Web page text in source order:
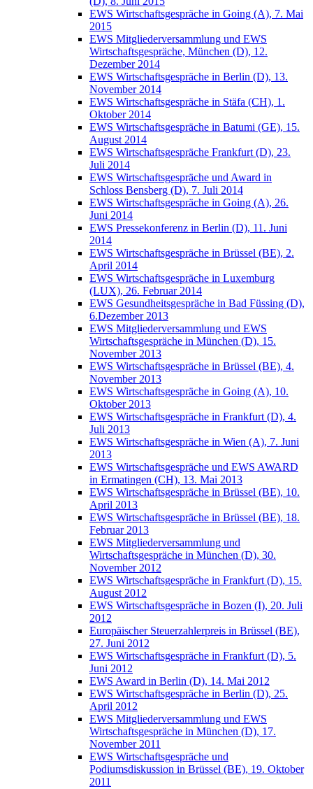
EWS Wirtschaftsgespräche in Going (A), 7. Mai
2015
EWS Mitgliederversammlung und EWS
Wirtschaftsgespräche, München (D), 12.
Dezember 2014
EWS Wirtschaftsgespräche in Berlin (D), 13.
November 2014
EWS Wirtschaftsgespräche in Stäfa (CH), 1.
Oktober 2014
EWS Wirtschaftsgespräche in Batumi (GE), 15.
August 2014
EWS Wirtschaftsgespräche Frankfurt (D), 23.
Juli 2014
EWS Wirtschaftsgespräche und Award in
Schloss Bensberg (D), 7. Juli 2014
EWS Wirtschaftsgespräche in Going (A), 26.
Juni 2014
EWS Pressekonferenz in Berlin (D), 11. Juni
2014
EWS Wirtschaftsgespräche in Brüssel (BE), 2.
April 2014
EWS Wirtschaftsgespräche in Luxemburg
(LUX), 26. Februar 2014
EWS Gesundheitsgespräche in Bad Füssing (D),
6.Dezember 2013
EWS Mitgliederversammlung und EWS
Wirtschaftsgespräche in München (D), 15.
November 2013
EWS Wirtschaftsgespräche in Brüssel (BE), 4.
November 2013
EWS Wirtschaftsgespräche in Going (A), 10.
Oktober 2013
EWS Wirtschaftsgespräche in Frankfurt (D), 4.
Juli 2013
EWS Wirtschaftsgespräche in Wien (A), 7. Juni
2013
EWS Wirtschaftsgespräche und EWS AWARD
in Ermatingen (CH), 13. Mai 2013
EWS Wirtschaftsgespräche in Brüssel (BE), 10.
April 2013
EWS Wirtschaftsgespräche in Brüssel (BE), 18.
Februar 2013
EWS Mitgliederversammlung und
Wirtschaftsgespräche in München (D), 30.
November 2012
EWS Wirtschaftsgespräche in Frankfurt (D), 15.
August 2012
EWS Wirtschaftsgespräche in Bozen (I), 20. Juli
2012
Europäischer Steuerzahlerpreis in Brüssel (BE),
27. Juni 2012
EWS Wirtschaftsgespräche in Frankfurt (D), 5.
Juni 2012
EWS Award in Berlin (D), 14. Mai 2012
EWS Wirtschaftsgespräche in Berlin (D), 25.
April 2012
EWS Mitgliederversammlung und EWS
Wirtschaftsgespräche in München (D), 17.
November 2011
EWS Wirtschaftsgespräche und
Podiumsdiskussion in Brüssel (BE), 19. Oktober
2011